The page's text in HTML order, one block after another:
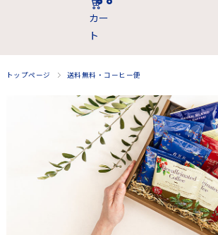
カー
ト
トップページ 送料無料・コーヒー便